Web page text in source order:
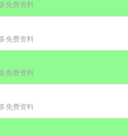
免费资料
免费资料
免费资料
免费资料